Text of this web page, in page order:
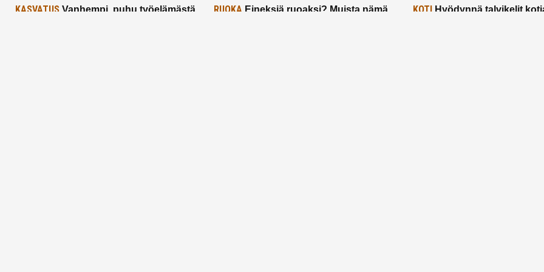
KASVATUS Vanhempi, puhu työelämästä
RUOKA Eineksiä ruoaksi? Muista nämä
KOTIHyödynnä talvikelit